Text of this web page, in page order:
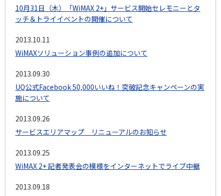
10月31日（木）「WiMAX 2+」サービス開始セレモニーとタ
ッチ＆トライイベントの開催について
2013.10.11
WiMAXソリューション事例の追加について
2013.09.30
UQ公式Facebook 50,000いいね！突破記念キャンペーンの実
施について
2013.09.26
サービスエリアマップ リニューアルのお知らせ
2013.09.25
WiMAX 2+ 記者発表会の模様をインターネットでライブ中継
2013.09.18